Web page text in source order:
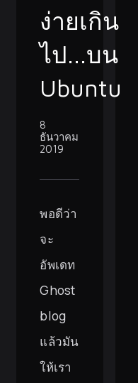
ง่ายเกิน
ไป...บน
Ubuntu
8
ธันวาคม
2019
พอดีว่า
จะ
อัพเดท
Ghost
blog
แล้วมัน
ให้เรา